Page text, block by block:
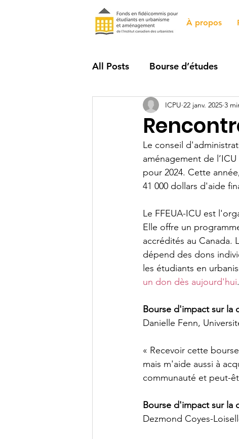
À propos
All Posts Bourse d’études
ICPU 22 janv. 2025 3
Le conseil
aménagement de
pour 2024. Cette
41 000 dollars d'aide
Le FFEUA-ICU est
Elle offre un
accrédités au
dépend des dons
les étudiants en
un don dès aujourd'hui.
Bourse d'impact sur la
Danielle Fenn,
« Recevoir cette
mais m'aide aussi à
communauté et peut-
Bourse d'impact sur la
Dezmond Coyes-